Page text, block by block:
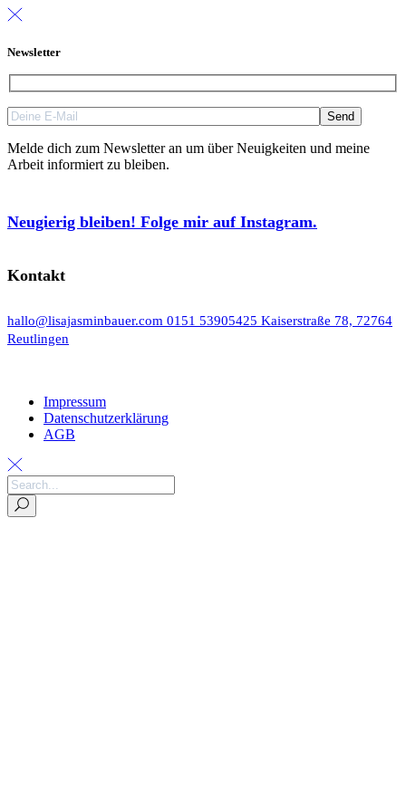
Newsletter
Melde dich zum Newsletter an um über Neuigkeiten und meine
Arbeit informiert zu bleiben.
Neugierig bleiben! Folge mir auf Instagram.
Kontakt
hallo@lisajasminbauer.com 0151 53905425 Kaiserstraße 78, 72764
Reutlingen
Impressum
Datenschutzerklärung
AGB